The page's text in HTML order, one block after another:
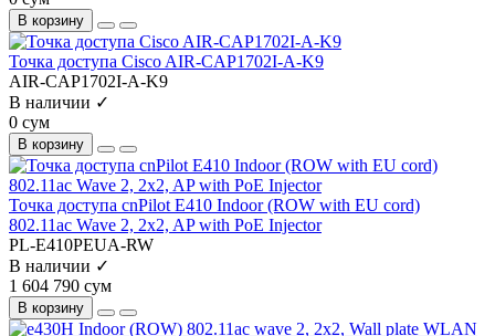
В корзину
Точка доступа Cisco AIR-CAP1702I-A-K9
AIR-CAP1702I-A-K9
В наличии ✓
0 сум
В корзину
Точка доступа cnPilot E410 Indoor (ROW with EU cord)
802.11ac Wave 2, 2x2, AP with PoE Injector
PL-E410PEUA-RW
В наличии ✓
1 604 790 сум
В корзину